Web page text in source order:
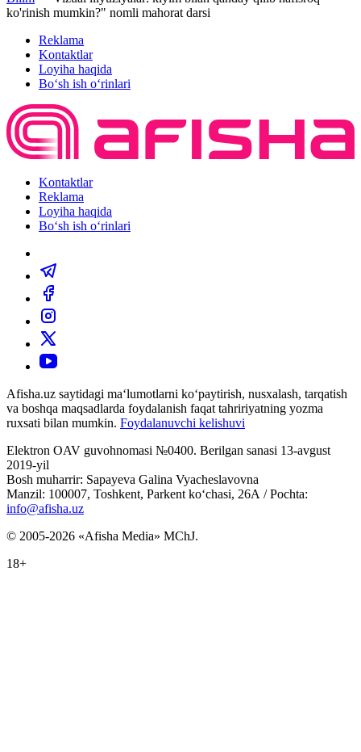
ko'rinish mumkin?" nomli mahorat darsi
Reklama
Kontaktlar
Loyiha haqida
Bo‘sh ish o‘rinlari
Kontaktlar
Reklama
Loyiha haqida
Bo‘sh ish o‘rinlari
Afisha.uz saytidagi ma‘lumotlarni ko‘paytirish, nusxalash, tarqatish
va boshqa maqsadlarda foydalanish faqat tahririyatning yozma
ruxsati bilan mumkin. Foydalanuvchi kelishuvi
Elektron OAV guvohnomasi №0400. Berilgan sanasi 13-avgust
2019-yil
Bosh muharrir: Sapayeva Galina Vyacheslavovna
Manzil: 100007, Toshkent, Parkent ko‘chasi, 26А / Pochta:
info@afisha.uz
© 2005-2026 «Afisha Media» MChJ.
18+